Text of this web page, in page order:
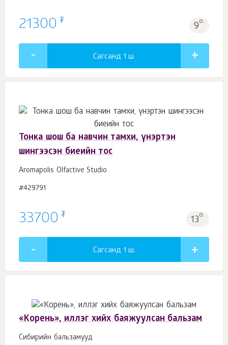
21300 ₮ 9о.
Сагсанд 1 ш.
Тонка шош ба навчин тамхи, үнэртэн
шингээсэн биеийн тос
Aromapolis Olfactive Studio
#429791
33700 ₮ 13о.
Сагсанд 1 ш.
«Корень», иллэг хийх баяжуулсан бальзам
Сибирийн бальзамууд